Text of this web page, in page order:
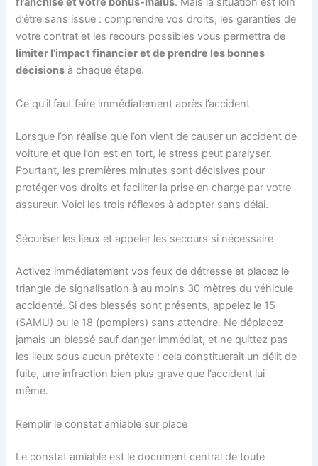
d’être sans issue : comprendre vos droits, les garanties de
votre contrat et les recours possibles vous permettra de
limiter l’impact financier et de prendre les bonnes
décisions à chaque étape.
Ce qu’il faut faire immédiatement après l’accident
Lorsque l’on réalise que l’on vient de causer un accident de
voiture et que l’on est en tort, le stress peut paralyser.
Pourtant, les premières minutes sont décisives pour
protéger vos droits et faciliter la prise en charge par votre
assureur. Voici les trois réflexes à adopter sans délai.
Sécuriser les lieux et appeler les secours si nécessaire
Activez immédiatement vos feux de détresse et placez le
triangle de signalisation à au moins 30 mètres du véhicule
accidenté. Si des blessés sont présents, appelez le 15
(SAMU) ou le 18 (pompiers) sans attendre. Ne déplacez
jamais un blessé sauf danger immédiat, et ne quittez pas
les lieux sous aucun prétexte : cela constituerait un délit de
fuite, une infraction bien plus grave que l’accident lui-
même.
Remplir le constat amiable sur place
Le constat amiable est le document central de toute